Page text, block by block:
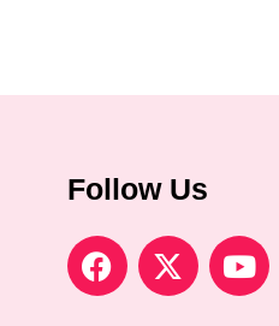
Follow Us